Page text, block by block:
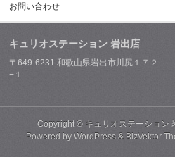
お問い合わせ
キュリオステーション 岩出店
〒649-6231 和歌山県岩出市川尻１７２
−１
Copyright © キュリオステーション
Powered byWordPress & BizVektor